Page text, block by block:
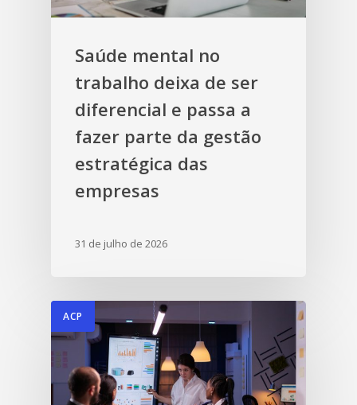
Saúde mental no
trabalho deixa de ser
diferencial e passa a
fazer parte da gestão
estratégica das
empresas
31 de julho de 2026
ACP